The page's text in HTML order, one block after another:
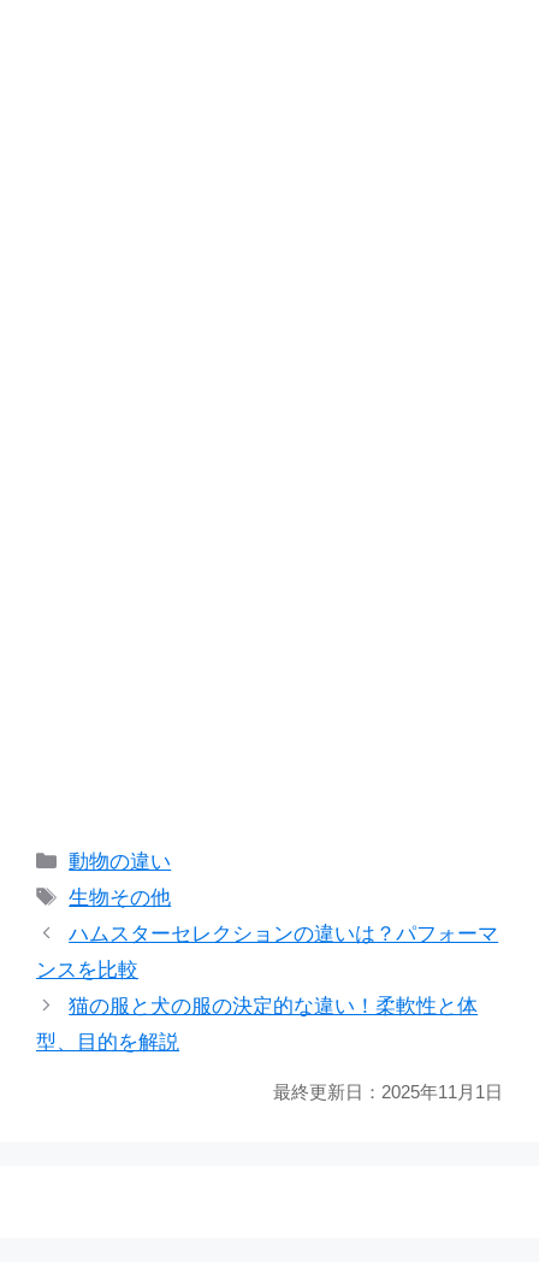
カ
テ
リ
ー
動物の違い
タ
グ
生物その他
ハムスターセレクションの違いは？パフォーマ
ンスを比較
猫の服と犬の服の決定的な違い！柔軟性と体
型、目的を解説
最終更新日： 2025年11月1日